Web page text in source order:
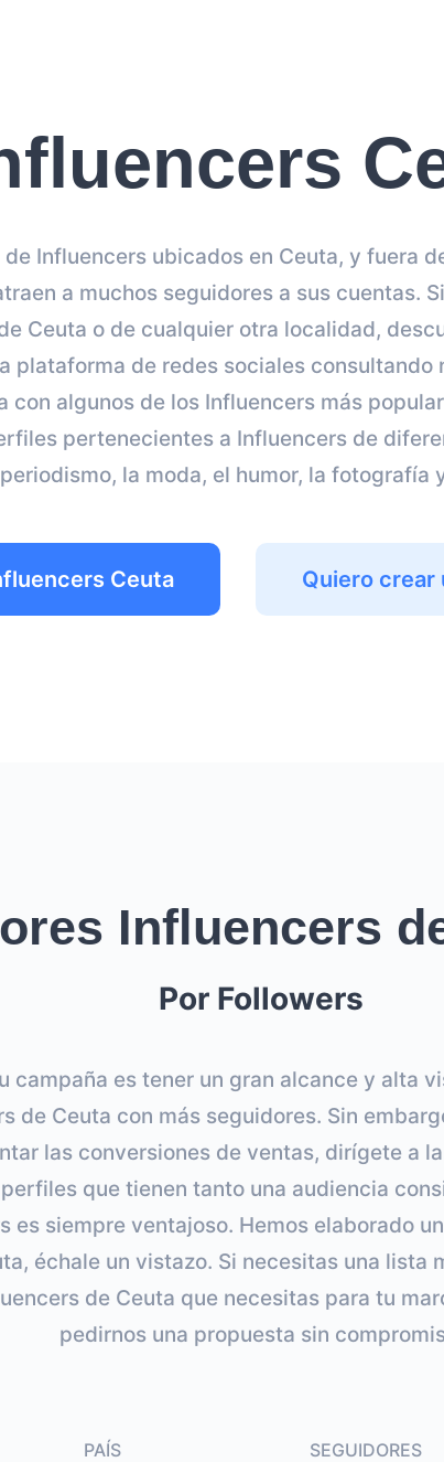
Influencers ubicados en Ceuta, y fuera
a muchos seguidores a sus cuentas.
Ceuta o de cualquier otra localidad,
plataforma de redes sociales consultando
con algunos de los Influencers más
pertenecientes a Influencers de
periodismo, la moda, el humor, la fotografía
Ceuta Quiero crear
Influencers
Por Followers
campaña es tener un gran alcance y alta
de Ceuta con más seguidores. Sin
las conversiones de ventas, dirígete a
que tienen tanto una audiencia
es siempre ventajoso. Hemos elaborado
échale un vistazo. Si necesitas una lista
de Ceuta que necesitas para tu
pedirnos una propuesta sin
PAÍS SEGUIDORES